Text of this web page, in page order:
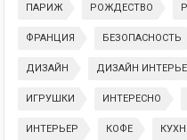
ПАРИЖ РОЖДЕСТВО
ФРАНЦИЯ БЕЗОПАСНОСТЬ
ДИЗАЙН ДИЗАЙН
ИГРУШКИ ИНТЕРЕСНО
ИНТЕРЬЕР КОФЕ